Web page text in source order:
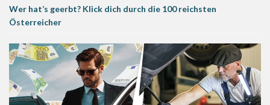
Wer hat’s geerbt? Klick dich durch die 100 reichsten
Österreicher